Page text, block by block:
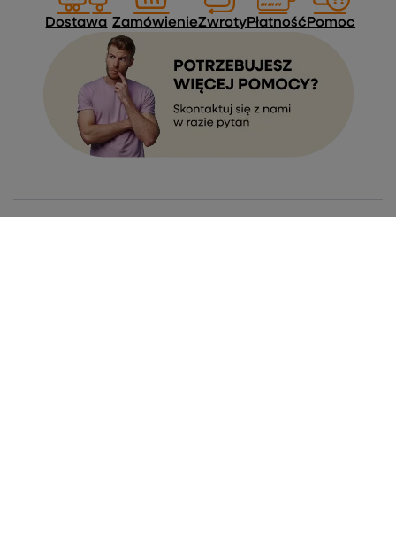
Dostawa ZamówienieZwrotyPłatność Pomoc